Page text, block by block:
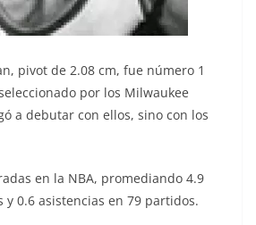
pivot de 2.08 cm, fue número 1
por los Milwaukee
a debutar con ellos, sino con los
en la NBA, promediando 4.9
y 0.6 asistencias en 79 partidos.